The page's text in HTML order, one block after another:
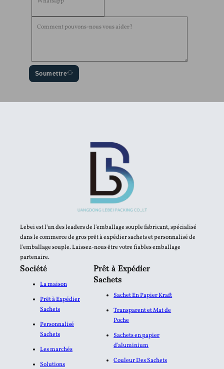
Soumettre
Lebei est l'un des leaders de l'emballage souple fabricant, spécialisé
dans le commerce de gros prêt à expédier sachets et personnalisé de
l'emballage souple. Laissez-nous être votre fiables emballage
partenaire.
Société
La maison
Prêt à Expédier
Sachets
Personnalisé
Sachets
Les marchés
Solutions
Prêt à Expédier
Sachets
Sachet En Papier Kraft
Transparent et Mat de
Poche
Sachets en papier
d'aluminium​
Couleur Des Sachets